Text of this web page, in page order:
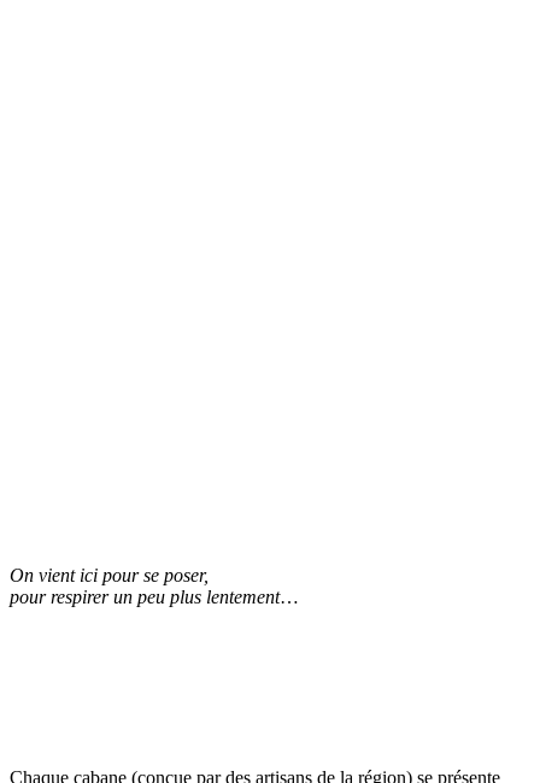
On vient ici pour se poser,
pour respirer un peu plus lentement…
Chaque cabane (conçue par des artisans de la région) se présente